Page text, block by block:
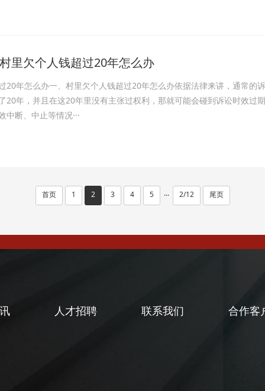
里欠个人钱超过20年怎么办
20年怎么办一、村里欠个人钱超过20年怎么办依据法律来讲，通常的
20年，并且在这20年里没有主张过权利，那就可能会碰到诉讼时效过
中断、中止等情况···
首页 1 2 3 4 5 ··· 2/12 尾页
人才招聘 联系我们 合作客